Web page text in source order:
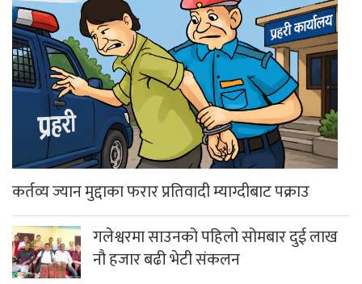
कर्तव्य ज्यान मुद्दाका फरार प्रतिवादी म्याग्दीबाट पक्राउ
गलेश्वरमा साउनको पहिलो सोमबार दुई लाख
नौ हजार बढी भेटी संकलन